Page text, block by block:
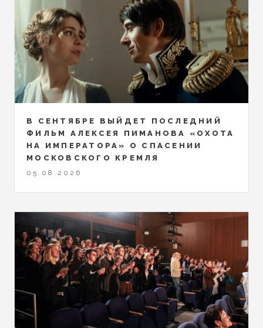
В СЕНТЯБРЕ ВЫЙДЕТ ПОСЛЕДНИЙ
ФИЛЬМ АЛЕКСЕЯ ПИМАНОВА «ОХОТА
НА ИМПЕРАТОРА» О СПАСЕНИИ
МОСКОВСКОГО КРЕМЛЯ
05.08.2026